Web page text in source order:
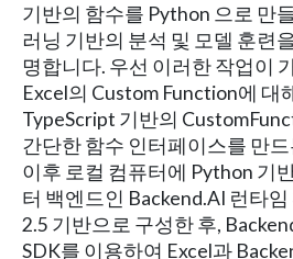
기반의 함수를 Python 으로 만
러닝 기반의 분석 및 모델 훈련
명합니다. 우선 이러한 작업이
Excel의 Custom Function에 대
TypeScript 기반의
간단한 함수 인터페이스를 만
이후 로컬 컴퓨터에 Python 기
터 백엔드인 Backend.AI 런타
2.5 기반으로 구성한 후,
SDK를 이용하여 Excel과